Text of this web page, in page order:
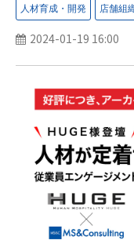
2024-01-19 16:00